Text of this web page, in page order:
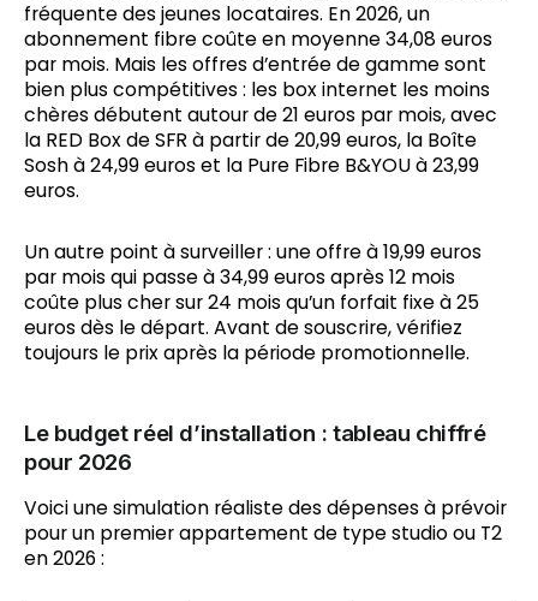
fréquente des jeunes locataires. En 2026, un
abonnement fibre coûte en moyenne 34,08 euros
par mois. Mais les offres d’entrée de gamme sont
bien plus compétitives : les box internet les moins
chères débutent autour de 21 euros par mois, avec
la RED Box de SFR à partir de 20,99 euros, la Boîte
Sosh à 24,99 euros et la Pure Fibre B&YOU à 23,99
euros.
Un autre point à surveiller : une offre à 19,99 euros
par mois qui passe à 34,99 euros après 12 mois
coûte plus cher sur 24 mois qu’un forfait fixe à 25
euros dès le départ. Avant de souscrire, vérifiez
toujours le prix après la période promotionnelle.
Le budget réel d’installation : tableau chiffré
pour 2026
Voici une simulation réaliste des dépenses à prévoir
pour un premier appartement de type studio ou T2
en 2026 :